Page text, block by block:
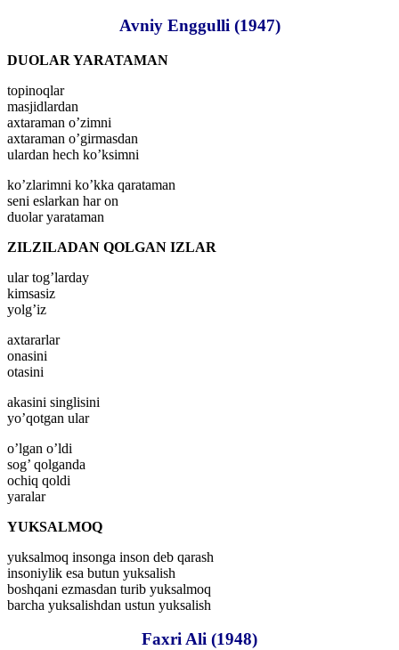
Avniy Enggulli (1947)
DUOLAR YARATAMAN
topinoqlar
masjidlardan
axtaraman o’zimni
axtaraman o’girmasdan
ulardan hech ko’ksimni
ko’zlarimni ko’kka qarataman
seni eslarkan har on
duolar yarataman
ZILZILADAN QOLGAN IZLAR
ular tog’larday
kimsasiz
yolg’iz
axtararlar
onasini
otasini
akasini singlisini
yo’qotgan ular
o’lgan o’ldi
sog’ qolganda
ochiq qoldi
yaralar
YUKSALMOQ
yuksalmoq insonga inson deb qarash
insoniylik esa butun yuksalish
boshqani ezmasdan turib yuksalmoq
barcha yuksalishdan ustun yuksalish
Faxri Ali (1948)